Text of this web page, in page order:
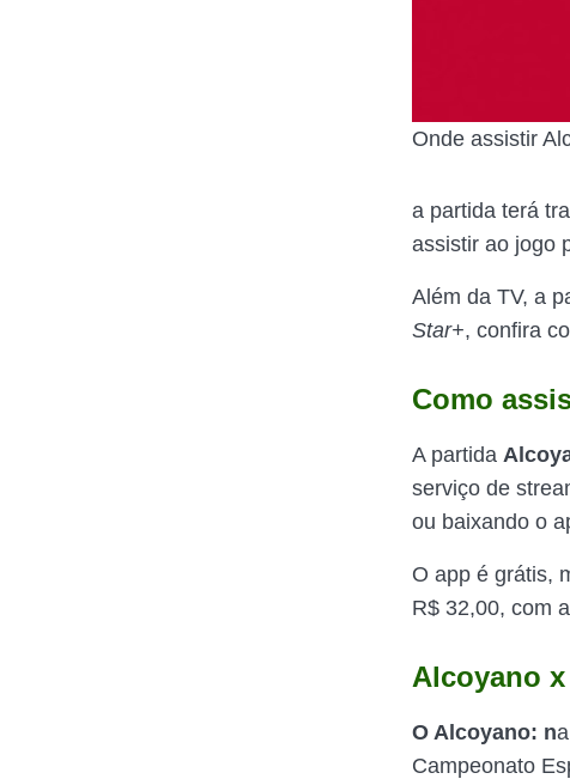
Onde assistir
a partida terá
assistir ao jogo
Além da TV, a
Star+, confira
Como
A partida
serviço de
ou baixando o
O app é grátis,
R$ 32,00, com
Alcoyano
O Alcoyano: n
Campeonato